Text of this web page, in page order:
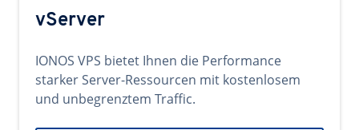
vServer
IONOS VPS bietet Ihnen die Performance
starker Server-Ressourcen mit kostenlosem
und unbegrenztem Traffic.